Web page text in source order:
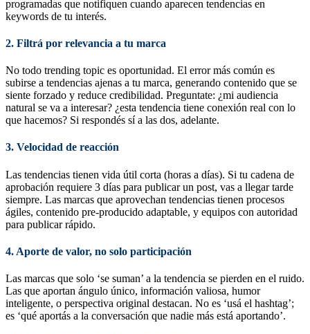
programadas que notifiquen cuando aparecen tendencias en
keywords de tu interés.
2. Filtrá por relevancia a tu marca
No todo trending topic es oportunidad. El error más común es
subirse a tendencias ajenas a tu marca, generando contenido que se
siente forzado y reduce credibilidad. Preguntate: ¿mi audiencia
natural se va a interesar? ¿esta tendencia tiene conexión real con lo
que hacemos? Si respondés sí a las dos, adelante.
3. Velocidad de reacción
Las tendencias tienen vida útil corta (horas a días). Si tu cadena de
aprobación requiere 3 días para publicar un post, vas a llegar tarde
siempre. Las marcas que aprovechan tendencias tienen procesos
ágiles, contenido pre-producido adaptable, y equipos con autoridad
para publicar rápido.
4. Aporte de valor, no solo participación
Las marcas que solo ‘se suman’ a la tendencia se pierden en el ruido.
Las que aportan ángulo único, información valiosa, humor
inteligente, o perspectiva original destacan. No es ‘usá el hashtag’;
es ‘qué aportás a la conversación que nadie más está aportando’.